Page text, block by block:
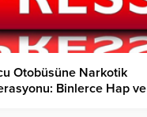
Otobüsüne Narkotik
Binlerce Hap ve